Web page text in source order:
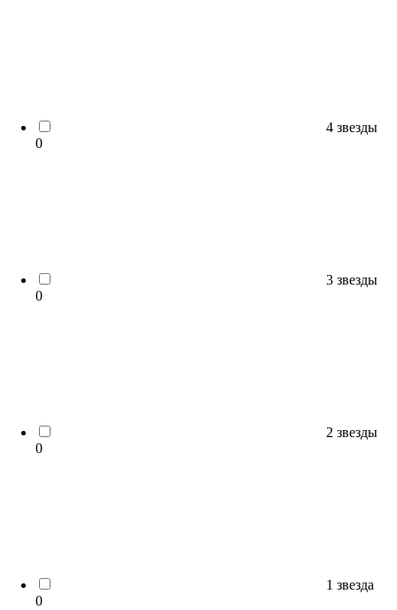
4 звезды
0
3 звезды
0
2 звезды
0
1 звезда
0